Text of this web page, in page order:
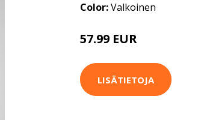
Color:Valkoinen
57.99 EUR
LISÄTIETOJA